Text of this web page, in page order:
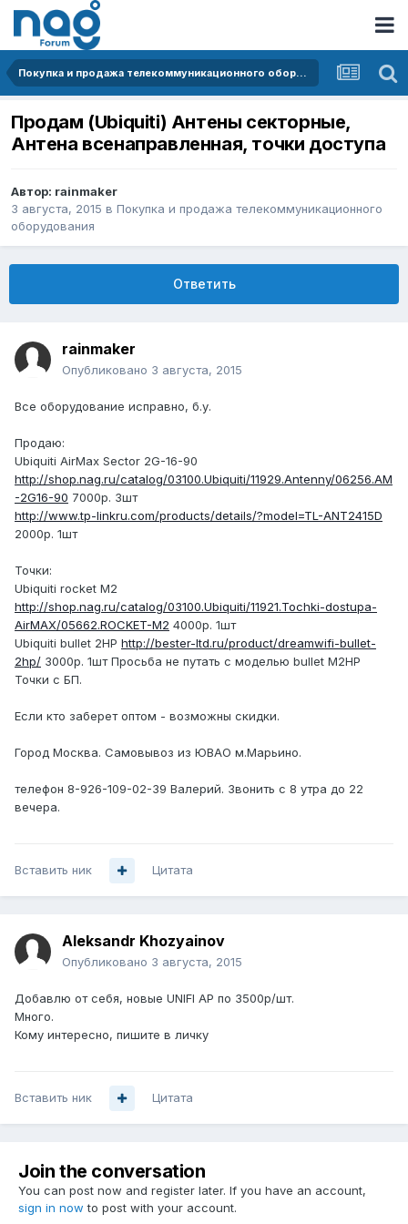
Покупка и продажа телекоммуникационного оборудования
Продам (Ubiquiti) Антены секторные,
Антена всенаправленная, точки доступа
Автор: rainmaker
3 августа, 2015 в Покупка и продажа телекоммуникационного
оборудования
Ответить
rainmaker
Опубликовано 3 августа, 2015
Все оборудование исправно, б.у.
Продаю:
Ubiquiti AirMax Sector 2G-16-90
http://shop.nag.ru/catalog/03100.Ubiquiti/11929.Antenny/06256.AM
-2G16-90 7000р. 3шт
http://www.tp-linkru.com/products/details/?model=TL-ANT2415D
2000р. 1шт
Точки:
Ubiquiti rocket M2
http://shop.nag.ru/catalog/03100.Ubiquiti/11921.Tochki-dostupa-
AirMAX/05662.ROCKET-M2 4000р. 1шт
Ubiquiti bullet 2HP http://bester-ltd.ru/product/dreamwifi-bullet-
2hp/ 3000р. 1шт Просьба не путать с моделью bullet M2HP
Точки с БП.
Если кто заберет оптом - возможны скидки.
Город Москва. Самовывоз из ЮВАО м.Марьино.
телефон 8-926-109-02-39 Валерий. Звонить с 8 утра до 22
вечера.
Вставить ник Цитата
Aleksandr Khozyainov
Опубликовано 3 августа, 2015
Добавлю от себя, новые UNIFI AP по 3500р/шт.
Много.
Кому интересно, пишите в личку
Вставить ник Цитата
Join the conversation
You can post now and register later. If you have an account,
sign in now to post with your account.